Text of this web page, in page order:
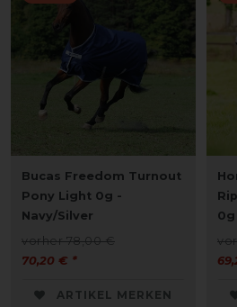
Bucas Freedom Turnout
Pony Light 0g -
Navy/Silver
vorher 78,00 €
70,20 € *
ARTIKEL MERKEN
0g